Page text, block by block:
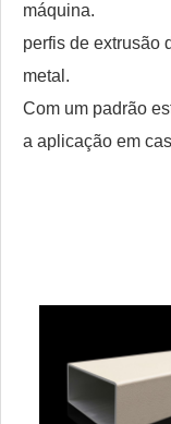
máquina.
perfis de extrusão
metal.
Com um padrão
a aplicação em